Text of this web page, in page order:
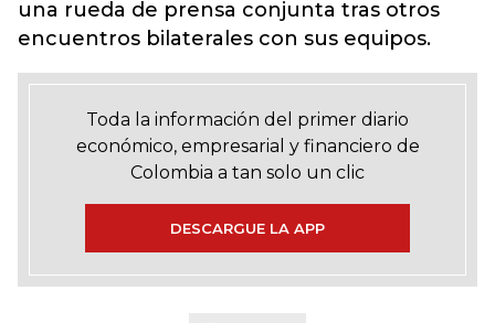
una rueda de prensa conjunta tras otros
encuentros bilaterales con sus equipos.
Toda la información del primer diario
económico, empresarial y financiero de
Colombia a tan solo un clic
DESCARGUE LA APP